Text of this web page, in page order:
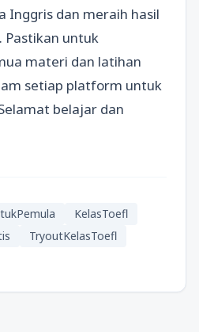
Inggris dan meraih hasil
Pastikan untuk
materi dan latihan
setiap platform untuk
belajar dan
KelasToefl
TryoutKelasToefl